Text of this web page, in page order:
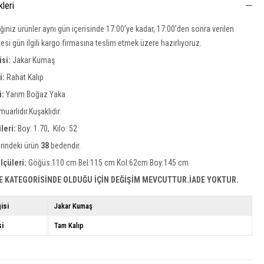
ürünler aynı gün içerisinde 17:00’ye kadar, 17:00’den sonra verilen
gün ilgili kargo firmasına teslim etmek üzere hazırlıyoruz.
Jakar Kumaş
Rahat Kalıp
Yarım Boğaz Yaka
Boy: 1.70, Kilo: 52
ürün 38 bedendir.
Göğüs:110 cm Bel:115 cm Kol:62cm Boy:145 cm
KATEGORİSİNDE OLDUĞU İÇİN DEĞİŞİM MEVCUTTUR.İADE YOKTUR.
Jakar Kumaş
Tam Kalıp